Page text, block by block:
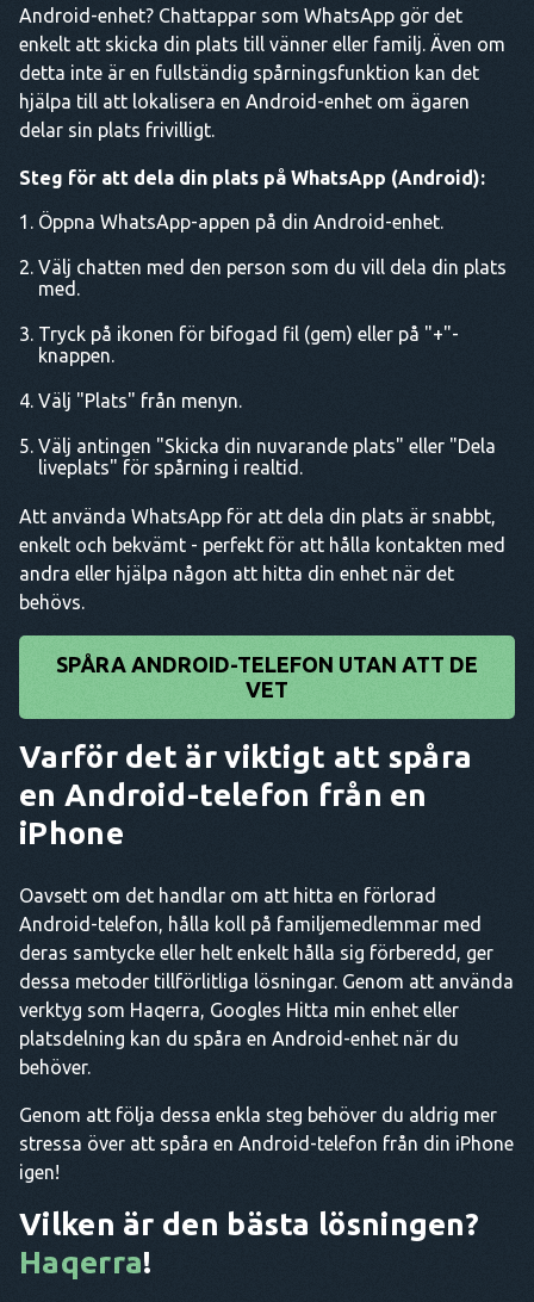
Android-enhet? Chattappar som WhatsApp gör det
enkelt att skicka din plats till vänner eller familj. Även om
detta inte är en fullständig spårningsfunktion kan det
hjälpa till att lokalisera en Android-enhet om ägaren
delar sin plats frivilligt.
Steg för att dela din plats på WhatsApp (Android):
Öppna WhatsApp-appen på din Android-enhet.
Välj chatten med den person som du vill dela din plats
med.
Tryck på ikonen för bifogad fil (gem) eller på "+"-
knappen.
Välj "Plats" från menyn.
Välj antingen "Skicka din nuvarande plats" eller "Dela
liveplats" för spårning i realtid.
Att använda WhatsApp för att dela din plats är snabbt,
enkelt och bekvämt - perfekt för att hålla kontakten med
andra eller hjälpa någon att hitta din enhet när det
behövs.
SPÅRA ANDROID-TELEFON UTAN ATT DE
VET
Varför det är viktigt att spåra
en Android-telefon från en
iPhone
Oavsett om det handlar om att hitta en förlorad
Android-telefon, hålla koll på familjemedlemmar med
deras samtycke eller helt enkelt hålla sig förberedd, ger
dessa metoder tillförlitliga lösningar. Genom att använda
verktyg som Haqerra, Googles Hitta min enhet eller
platsdelning kan du spåra en Android-enhet när du
behöver.
Genom att följa dessa enkla steg behöver du aldrig mer
stressa över att spåra en Android-telefon från din iPhone
igen!
Vilken är den bästa lösningen?
Haqerra!